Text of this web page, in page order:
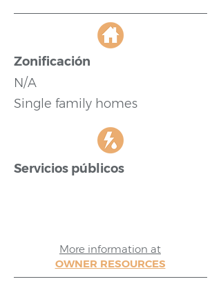
Zonificación
N/A
Single family homes
Servicios públicos
More information at
OWNER RESOURCES